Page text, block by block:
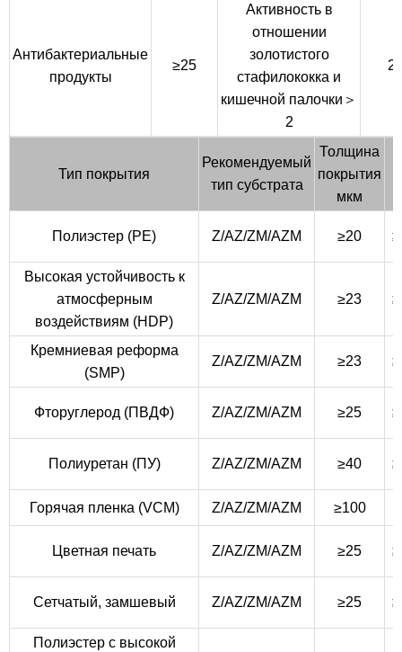
Антибактериальные
продукты
≥25
Активность в
отношении
золотистого
стафилококка и
кишечной палочки＞
2
Тип покрытия
Рекомендуемый
тип субстрата
Толщина
покрытия
мкм
Полиэстер (PE) Z/AZ/ZM/AZM ≥20
Высокая устойчивость к
атмосферным
воздействиям (HDP)
Z/AZ/ZM/AZM ≥23
Кремниевая реформа
(SMP)
Z/AZ/ZM/AZM ≥23
Фторуглерод (ПВДФ) Z/AZ/ZM/AZM ≥25
Полиуретан (ПУ) Z/AZ/ZM/AZM ≥40
Горячая пленка (VCM) Z/AZ/ZM/AZM ≥100
Цветная печать Z/AZ/ZM/AZM ≥25
Сетчатый, замшевый Z/AZ/ZM/AZM ≥25
Полиэстер с высокой